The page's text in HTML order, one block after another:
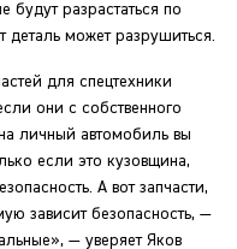
разрастаться по
может разрушиться.
для спецтехники
они с собственного
личный автомобиль вы
если это кузовщина,
А вот запчасти,
зависит безопасность, —
— уверяет Яков